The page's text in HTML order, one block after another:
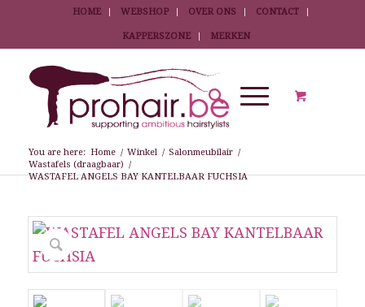
HOME WEBSHOP OVER ONS CONTACT
KAPPERSZONE MERKEN
You are here: Home / Winkel / Salonmeubilair /
Wastafels (draagbaar) /
WASTAFEL ANGELS BAY KANTELBAAR FUCHSIA